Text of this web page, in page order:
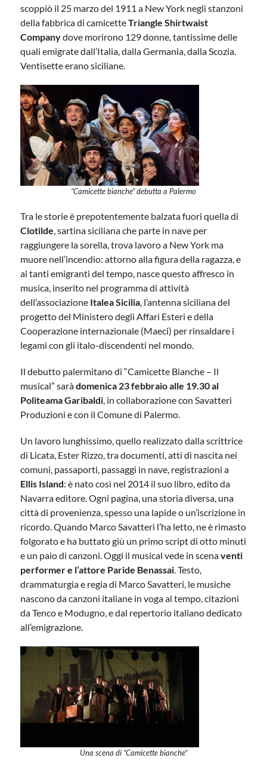
scoppiò il 25 marzo del 1911 a New York negli stanzoni
della fabbrica di camicetteTriangle Shirtwaist
Companydove morirono 129 donne, tantissime delle
quali emigrate dall’Italia, dalla Germania, dalla Scozia.
Ventisette erano siciliane.
“Camicette bianche” debutta a Palermo
Tra le storie è prepotentemente balzata fuori quella di
Clotilde, sartina siciliana che parte in nave per
raggiungere la sorella, trova lavoro a New York ma
muore nell’incendio: attorno alla figura della ragazza, e
ai tanti emigranti del tempo, nasce questo affresco in
musica, inserito nel programma di attività
dell’associazione Italea Sicilia, l’antenna siciliana del
progetto del Ministero degli Affari Esteri e della
Cooperazione internazionale (Maeci) per rinsaldare i
legami con gli italo-discendenti nel mondo.
Il debutto palermitano di “Camicette Bianche – Il
musical” saràdomenica 23 febbraio alle 19.30 al
Politeama Garibaldi, in collaborazione con Savatteri
Produzioni e con il Comune di Palermo.
Un lavoro lunghissimo, quello realizzato dalla scrittrice
di Licata, Ester Rizzo, tra documenti, atti di nascita nei
comuni, passaporti, passaggi in nave, registrazioni a
Ellis Island: è nato così nel 2014 il suo libro, edito da
Navarra editore. Ogni pagina, una storia diversa, una
città di provenienza, spesso una lapide o un’iscrizione in
ricordo. Quando Marco Savatteri l’ha letto, ne è rimasto
folgorato e ha buttato giù un primo script di otto minuti
e un paio di canzoni. Oggi il musical vede in scenaventi
performer e l’attore Paride Benassai. Testo,
drammaturgia e regia di Marco Savatteri, le musiche
nascono da canzoni italiane in voga al tempo, citazioni
da Tenco e Modugno, e dal repertorio italiano dedicato
all’emigrazione.
Una scena di “Camicette bianche”